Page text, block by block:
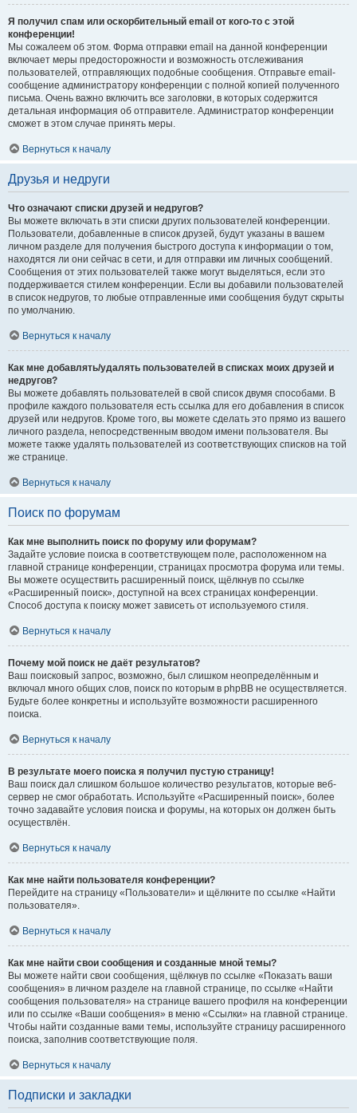
Я получил спам или оскорбительный email от кого-то с этой
конференции!
Мы сожалеем об этом. Форма отправки email на данной конференции
включает меры предосторожности и возможность отслеживания
пользователей, отправляющих подобные сообщения. Отправьте email-
сообщение администратору конференции с полной копией полученного
письма. Очень важно включить все заголовки, в которых содержится
детальная информация об отправителе. Администратор конференции
сможет в этом случае принять меры.
Вернуться к началу
Друзья и недруги
Что означают списки друзей и недругов?
Вы можете включать в эти списки других пользователей конференции.
Пользователи, добавленные в список друзей, будут указаны в вашем
личном разделе для получения быстрого доступа к информации о том,
находятся ли они сейчас в сети, и для отправки им личных сообщений.
Сообщения от этих пользователей также могут выделяться, если это
поддерживается стилем конференции. Если вы добавили пользователей
в список недругов, то любые отправленные ими сообщения будут скрыты
по умолчанию.
Вернуться к началу
Как мне добавлять/удалять пользователей в списках моих друзей и
недругов?
Вы можете добавлять пользователей в свой список двумя способами. В
профиле каждого пользователя есть ссылка для его добавления в список
друзей или недругов. Кроме того, вы можете сделать это прямо из вашего
личного раздела, непосредственным вводом имени пользователя. Вы
можете также удалять пользователей из соответствующих списков на той
же странице.
Вернуться к началу
Поиск по форумам
Как мне выполнить поиск по форуму или форумам?
Задайте условие поиска в соответствующем поле, расположенном на
главной странице конференции, страницах просмотра форума или темы.
Вы можете осуществить расширенный поиск, щёлкнув по ссылке
«Расширенный поиск», доступной на всех страницах конференции.
Способ доступа к поиску может зависеть от используемого стиля.
Вернуться к началу
Почему мой поиск не даёт результатов?
Ваш поисковый запрос, возможно, был слишком неопределённым и
включал много общих слов, поиск по которым в phpBB не осуществляется.
Будьте более конкретны и используйте возможности расширенного
поиска.
Вернуться к началу
В результате моего поиска я получил пустую страницу!
Ваш поиск дал слишком большое количество результатов, которые веб-
сервер не смог обработать. Используйте «Расширенный поиск», более
точно задавайте условия поиска и форумы, на которых он должен быть
осуществлён.
Вернуться к началу
Как мне найти пользователя конференции?
Перейдите на страницу «Пользователи» и щёлкните по ссылке «Найти
пользователя».
Вернуться к началу
Как мне найти свои сообщения и созданные мной темы?
Вы можете найти свои сообщения, щёлкнув по ссылке «Показать ваши
сообщения» в личном разделе на главной странице, по ссылке «Найти
сообщения пользователя» на странице вашего профиля на конференции
или по ссылке «Ваши сообщения» в меню «Ссылки» на главной странице.
Чтобы найти созданные вами темы, используйте страницу расширенного
поиска, заполнив соответствующие поля.
Вернуться к началу
Подписки и закладки